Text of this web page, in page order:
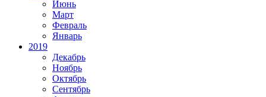
Июнь
Март
Февраль
Январь
2019
Декабрь
Ноябрь
Октябрь
Сентябрь